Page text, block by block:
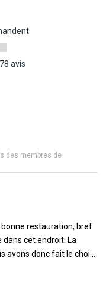
ou aux usages
et sans
votre départ les sites
des éventuelles
des informations
,Méteo France
monde ni aucun pays
à l'abri du risque
avis
des membres de
bonne restauration, bref
cet endroit. La
avons donc fait le choix
belle plage à 10
inexistant, peinture